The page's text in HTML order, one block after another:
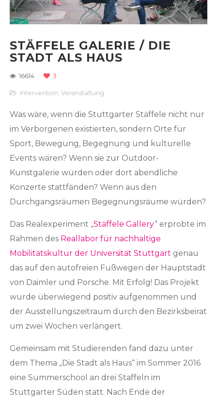
STÄFFELE GALERIE / DIE
STADT ALS HAUS
16614 3
Intervention Veranstaltung
Was wäre, wenn die Stuttgarter Stäffele nicht nur
im Verborgenen existierten, sondern Orte für
Sport, Bewegung, Begegnung und kulturelle
Events wären? Wenn sie zur Outdoor-
Kunstgalerie würden oder dort abendliche
Konzerte stattfänden? Wenn aus den
Durchgangsräumen Begegnungsräume würden?
Das Realexperiment „Stäffele Gallery“ erprobte im
Rahmen des Reallabor für nachhaltige
Mobilitätskultur der Universität Stuttgart genau
das auf den autofreien Fußwegen der Hauptstadt
von Daimler und Porsche. Mit Erfolg! Das Projekt
wurde überwiegend positiv aufgenommen und
der Ausstellungszeitraum durch den Bezirksbeirat
um zwei Wochen verlängert.
Gemeinsam mit Studierenden fand dazu unter
dem Thema „Die Stadt als Haus“ im Sommer 2016
eine Summerschool an drei Staffeln im
Stuttgarter Süden statt. Nach Ende der